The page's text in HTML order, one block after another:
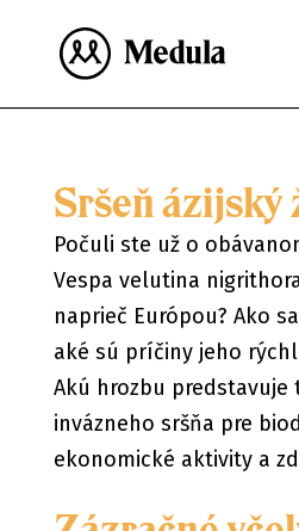
Sršeň
Počuli ste už o
Vespa velutina
naprieč Európou? Ako
aké sú príčiny jeho
Akú hrozbu predstavuje
invázneho sršňa pre
ekonomické aktivity a